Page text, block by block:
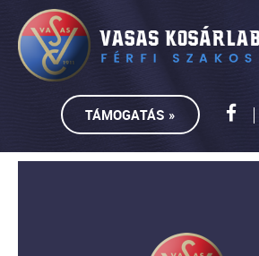
TÁMOGATÁS »